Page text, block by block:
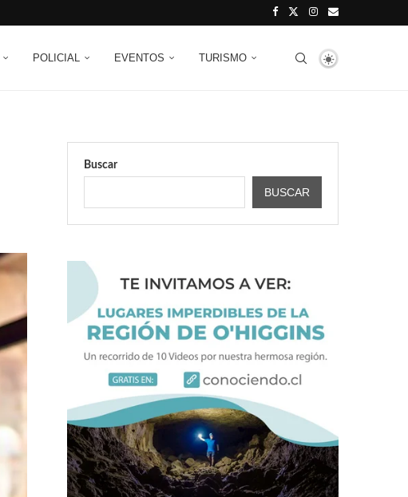
POLICIAL EVENTOS TURISMO
Buscar
BUSCAR